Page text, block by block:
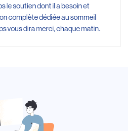
le soutien dont il a besoin et
complète dédiée au sommeil
vous dira merci, chaque matin.